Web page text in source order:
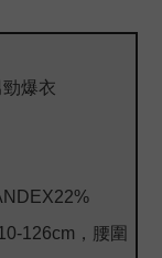
爆衣
126cm，腰圍